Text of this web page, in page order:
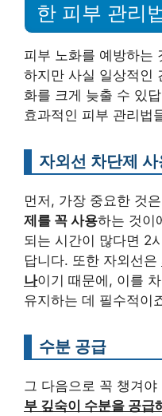
한 피부 관리
피부 노화를 예방하는
하지만 사실 일상적인
화를 크게 늦출 수 있
효과적인 피부 관리법
자외선 차단제 사
먼저, 가장 중요한 것은
제를 꼭 사용하는 것이
되는 시간이 많다면 2
답니다. 또한 자외선은
나이기 때문에, 이를
유지하는 데 필수적이
수분 공급
그 다음으로 꼭 챙겨야
부 깊숙이 수분을 공급